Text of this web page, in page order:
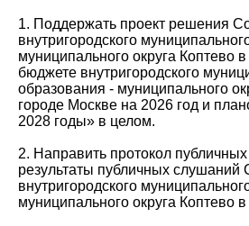
1. Поддержать проект решения
внутригородского
муниципального округа Коптево
бюджете внутригородского
образования - муниципального
городе Москве на 2026 год и
2028 годы» в целом.
2. Направить протокол
результаты публичных слушаний
внутригородского
муниципального округа Коптево